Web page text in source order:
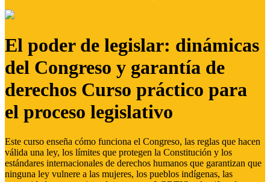
El poder de legislar: dinámicas
del Congreso y garantía de
derechos Curso práctico para
el proceso legislativo
Este curso enseña cómo funciona el Congreso, las reglas que hacen
válida una ley, los límites que protegen la Constitución y los
estándares internacionales de derechos humanos que garantizan que
ninguna ley vulnere a las mujeres, los pueblos indígenas, las